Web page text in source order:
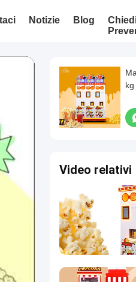
Notizie Blog
Video relativi